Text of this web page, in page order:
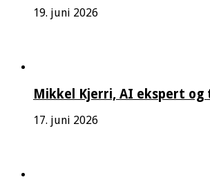
19. juni 2026
Mikkel Kjerri, AI ekspert og
17. juni 2026